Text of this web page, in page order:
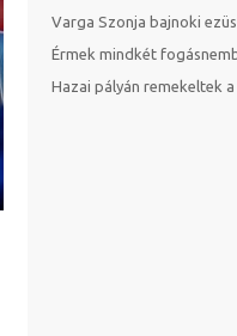
Varga Szonja bajnoki
Érmek mindkét
Hazai pályán remekeltek